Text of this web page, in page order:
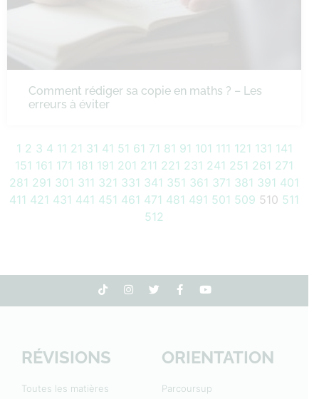
Comment rédiger sa copie en maths ? – Les
erreurs à éviter
1 2 3 4 11 21 31 41 51 61 71 81 91 101 111 121 131 141
151 161 171 181 191 201 211 221 231 241 251 261 271
281 291 301 311 321 331 341 351 361 371 381 391 401
411 421 431 441 451 461 471 481 491 501 509 510 511
512
RÉVISIONS
Toutes les matières
ORIENTATION
Parcoursup